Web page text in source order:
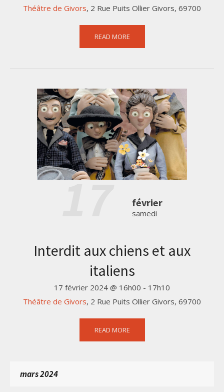
Théâtre de Givors, 2 Rue Puits Ollier Givors, 69700
READ MORE
17 février
samedi
Interdit aux chiens et aux
italiens
17 février 2024 @ 16h00 - 17h10
Théâtre de Givors, 2 Rue Puits Ollier Givors, 69700
READ MORE
mars 2024